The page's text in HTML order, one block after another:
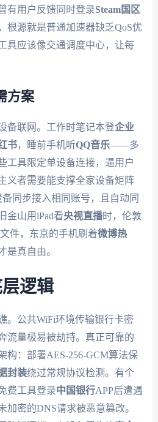
有用户反馈同时登录Steam国区
根源就是普通加速器缺乏QoS优
具应该像交通调度中心，让每
方案
备联网。工作时笔记本登企业
书，睡前手机听QQ音乐——多
工具限定单设备连接，逼用户
义者需要能支撑全家设备矩阵
同步接入相同账号，且自动同
金山用iPad看央视直播时，伦敦
文件，东京的手机刷着微博热
是真自由。
逻辑
。公共WiFi环境传输银行卡密
流量极易被劫持。真正可靠的
构：部署AES-256-GCM算法保
封装绕过常规协议检测。有个
费工具登录中国银行APP后遭遇
加密的DNS请求被恶意篡改。